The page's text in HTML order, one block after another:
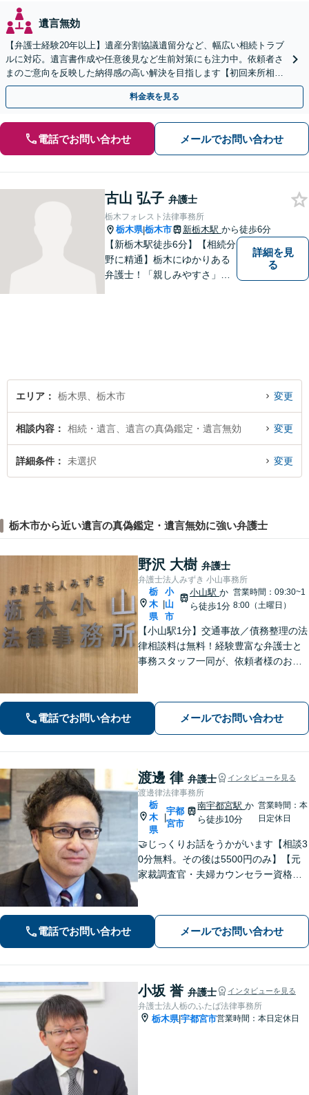
遺言無効
【弁護士経験20年以上】遺産分割協議遺留分など、幅広い相続トラブ
ルに対応。遺言書作成や任意後見など生前対策にも注力中。依頼者さ
まのご意向を反映した納得感の高い解決を目指します【初回来所相談
無料】【電話相談・web面談可】【千葉中央駅5分】
料金表を見る
電話でお問い合わせ メールでお問い合わせ
古山 弘子 弁護士
栃木フォレスト法律事務所
栃木県|栃木市 新栃木駅 から徒歩6分
【新栃木駅徒歩6分】【相続分
野に精通】栃木にゆかりある
弁護士！「親しみやすさ」
詳細を見
る
エリア 栃木県、栃木市 変更
相談内容 相続・遺言、遺言の真偽鑑定・遺言無効 変更
詳細条件 未選択 変更
栃木市から近い遺言の真偽鑑定・遺言無効に強い弁護士
野沢 大樹 弁護士
弁護士法人みずき 小山事務所
栃
木
県
小
山
市
小山駅 か
ら徒歩1分
営業時間：09:30~1
8:00（土曜日）
【小山駅1分】交通事故／債務整理の法
律相談料は無料！経験豊富な弁護士と
事務スタッフ一同が、依頼者様のお悩
観点から解決策をご提案してまいりま
す。【休日・夜間対応】
電話でお問い合わせ メールでお問い合わせ
渡邊 律 弁護士 インタビューを見る
渡邊律法律事務所
栃
木
県
宇都
宮市
南宇都宮駅か
ら徒歩10分
営業時間：本
日定休日
🤝じっくりお話をうかがいます【相談3
0分無料。その後は5500円のみ】【元
家裁調査官・夫婦カウンセラー資格あ
い、不安やお悩みは、是非、私にゆっ
くりお話しください
電話でお問い合わせ メールでお問い合わせ
小坂 誉 弁護士 インタビューを見る
弁護士法人栃のふたば法律事務所
栃木県|宇都宮市営業時間：本日定休日